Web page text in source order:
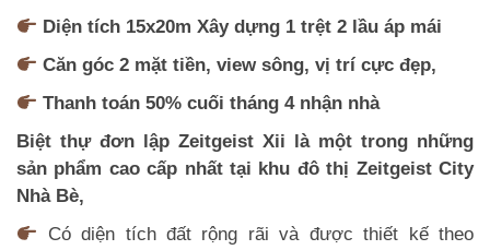
Diện tích 15x20m Xây dựng 1 trệt 2 lầu áp mái
Căn góc 2 mặt tiền, view sông, vị trí cực đẹp,
Thanh toán 50% cuối tháng 4 nhận nhà
Biệt thự đơn lập Zeitgeist Xii là một trong những
sản phẩm cao cấp nhất tại khu đô thị Zeitgeist City
Nhà Bè,
Có diện tích đất rộng rãi và được thiết kế theo